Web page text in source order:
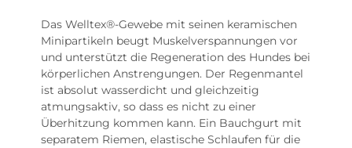
Das Welltex®-Gewebe mit seinen keramischen
Minipartikeln beugt Muskelverspannungen vor
und unterstützt die Regeneration des Hundes bei
körperlichen Anstrengungen. Der Regenmantel
ist absolut wasserdicht und gleichzeitig
atmungsaktiv, so dass es nicht zu einer
Überhitzung kommen kann. Ein Bauchgurt mit
separatem Riemen, elastische Schlaufen für die